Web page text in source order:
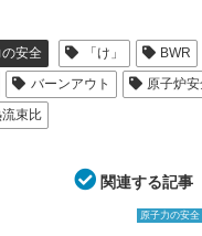
安全 「け」 BWR
バーンアウト 原子炉
束比
関連する記事
原子力の安全